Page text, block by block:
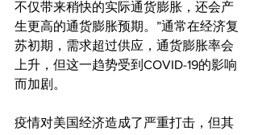
不仅带来稍快的实际通货膨胀，还会产
生更高的通货膨胀预期。”通常在经济复
苏初期，需求超过供应，通货膨胀率会
上升，但这一趋势受到COVID-19的影响
而加剧。
疫情对美国经济造成了严重打击，但其